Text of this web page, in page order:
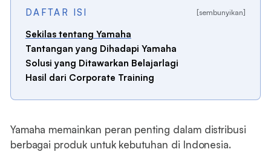
DAFTAR ISI [sembunyikan]
Sekilas tentang Yamaha
Tantangan yang Dihadapi Yamaha
Solusi yang Ditawarkan Belajarlagi
Hasil dari Corporate Training
Yamaha memainkan peran penting dalam distribusi
berbagai produk untuk kebutuhan di Indonesia.